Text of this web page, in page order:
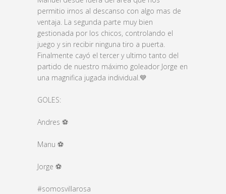
permitio irnos al descanso con algo mas de
ventaja. La segunda parte muy bien
gestionada por los chicos, controlando el
juego y sin recibir ninguna tiro a puerta.
Finalmente cayó el tercer y ultimo tanto del
partido de nuestro máximo goleador Jorge en
una magnifica jugada individual.💙
GOLES:
Andres ⚽️
Manu ⚽️
Jorge ⚽️
#somosvillarosa